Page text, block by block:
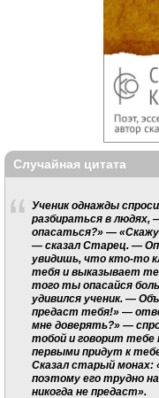
Случайная цитата
Ученик однажды
разбираться в людях,
опасаться?» — «Скажу
— сказал Старец. —
увидишь, что кто-то
тебя и выказывает
того ты опасайся
удивился ученик. —
предаст тебя!» —
мне доверять?» —
тобой и говорит тебе
первыми придут к
Сказал старый монах:
поэтому его трудно
никогда не предаст».